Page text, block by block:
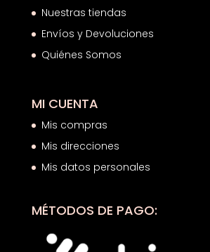
Nuestras tiendas
Envíos y Devoluciones
Quiénes Somos
MI CUENTA
Mis compras
Mis direcciones
Mis datos personales
MÉTODOS DE PAGO: